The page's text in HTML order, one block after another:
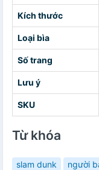
Kích thước
Loại bìa
Số trang
Lưu ý
SKU
Từ khóa
slam dunk người